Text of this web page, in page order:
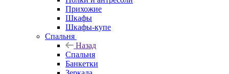
Прихожие
Шкафы
Шкафы-купе
Спальня
Назад
Спальня
Банкетки